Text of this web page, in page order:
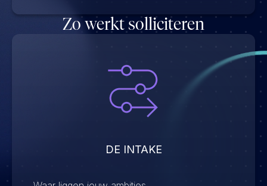
Zo werkt solliciteren
DE INTAKE